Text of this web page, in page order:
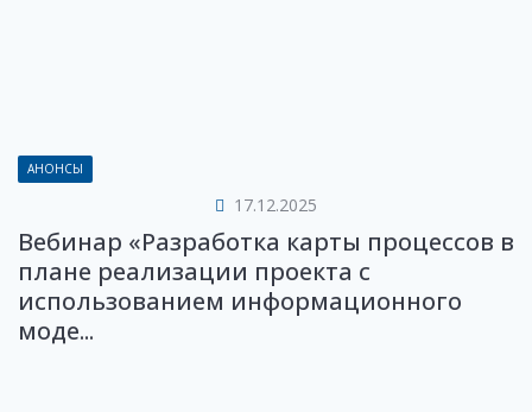
АНОНСЫ
17.12.2025
Вебинар «Разработка карты процессов в
плане реализации проекта с
использованием информационного
моде...